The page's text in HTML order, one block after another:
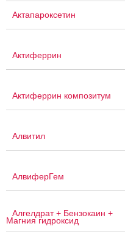
Актапароксетин
Актиферрин
Актиферрин композитум
Алвитил
АлвиферГем
Алгелдрат + Бензокаин +
Магния гидроксид